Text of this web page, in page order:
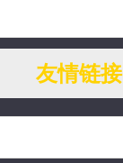
钻石水晶旋转门
友情链接